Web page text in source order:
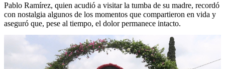
Pablo Ramírez, quien acudió a visitar la tumba de su madre, recordó
con nostalgia algunos de los momentos que compartieron en vida y
aseguró que, pese al tiempo, el dolor permanece intacto.